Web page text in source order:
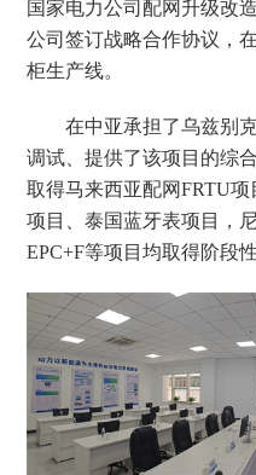
国家电力公司配网升级改
公司签订战略合作协议，
柜生产线。
在中亚承担了乌兹别克
调试、提供了该项目的综
取得马来西亚配网FRTU
项目、泰国蓝牙表项目，
EPC+F等项目均取得阶段性